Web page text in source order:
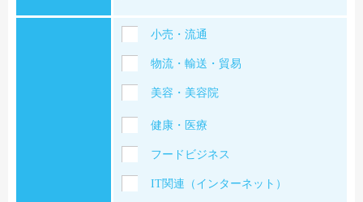
小売・流通
物流・輸送・貿易
美容・美容院
健康・医療
フードビジネス
IT関連（インターネット）